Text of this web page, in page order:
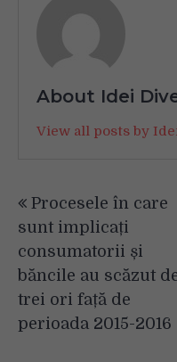
About Idei
View all posts by
Navigare
în
articole
Procesele în care
sunt implicați
consumatorii și
băncile au scăzut
trei ori față de
perioada 2015-2016